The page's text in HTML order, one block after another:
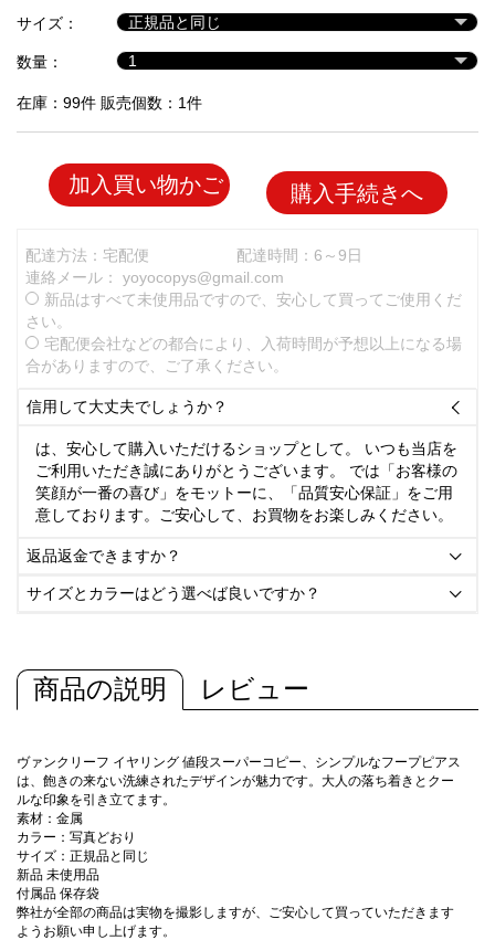
品
サイズ：
数量：
在庫：99件 販売個数：1件
加入買い物かご 購入手続きへ
配達方法：宅配便
配達時間：6～9日
連絡メール： yoyocopys@gmail.com
新品はすべて未使用品ですので、安心して買ってご使用くだ
さい。
宅配便会社などの都合により、入荷時間が予想以上になる場
合がありますので、ご了承ください。
信用して大丈夫でしょうか？ 
は、安心して購入いただけるショップとして。 いつも当店を
ご利用いただき誠にありがとうございます。 では「お客様の
笑顔が一番の喜び」をモットーに、「品質安心保証」をご用
意しております。ご安心して、お買物をお楽しみください。
返品返金できますか？ 
サイズとカラーはどう選べば良いですか？ 
商品の説明 レビュー
ヴァンクリーフ イヤリング 値段スーパーコピー、シンプルなフープピアス
は、飽きの来ない洗練されたデザインが魅力です。大人の落ち着きとクー
ルな印象を引き立てます。
素材：金属
カラー：写真どおり
サイズ：正規品と同じ
新品 未使用品
付属品 保存袋
弊社が全部の商品は実物を撮影しますが、ご安心して買っていただきます
ようお願い申し上げます。